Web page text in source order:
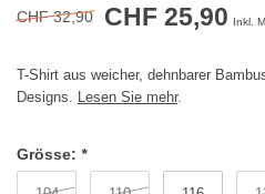
CHF 32,90 CHF 25,90 Inkl.
T-Shirt aus weicher, dehnbarer
Designs. Lesen Sie mehr.
Grösse: *